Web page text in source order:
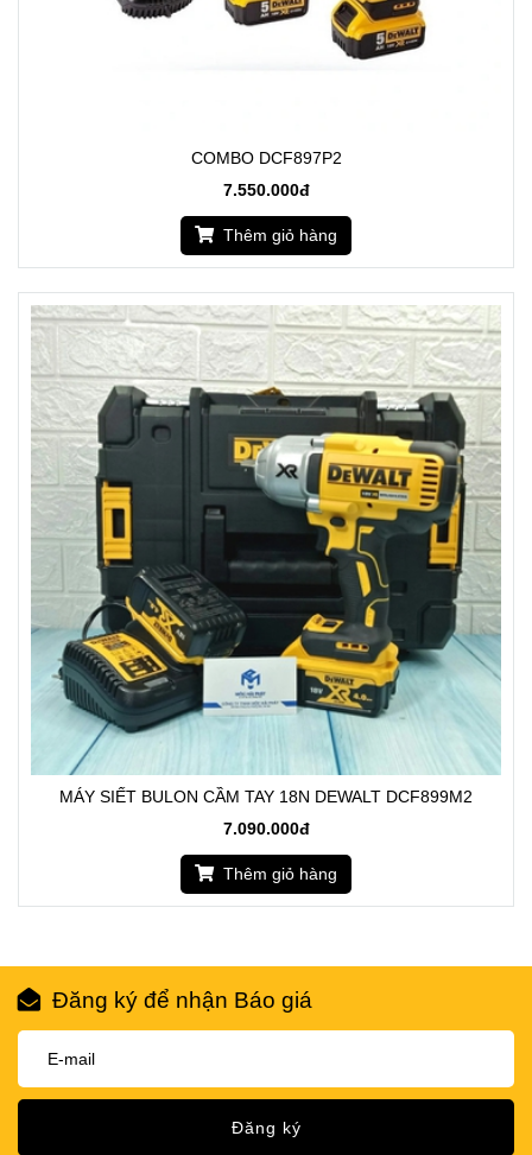
COMBO DCF897P2
7.550.000đ
Thêm giỏ hàng
MÁY SIẾT BULON CẦM TAY 18N DEWALT DCF899M2
7.090.000đ
Thêm giỏ hàng
Đăng ký để nhận Báo giá
Đăng ký